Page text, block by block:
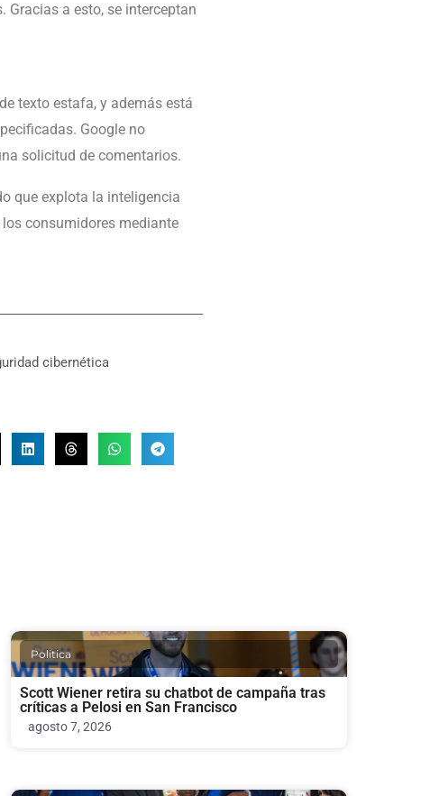
a esto, se interceptan
texto estafa, y además está
Google no
solicitud de comentarios.
que explota la inteligencia
consumidores mediante
cibernética
Politica
Scott Wiener retira su chatbot de campaña tras
críticas a Pelosi en San Francisco
agosto 7, 2026